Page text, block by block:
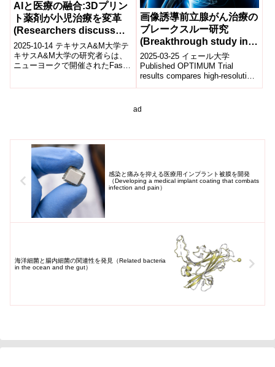
AIと医療の融合:3Dプリン
ト薬剤が小児治療を変革
(Researchers discuss
intersection of
technology and health
care at Fast Company
2025-10-14 テキサスA&M大学テ
キサスA&M大学の研究者らは、
ニューヨークで開催されたFast
画像誘導前立腺がん治療の
ブレークスルー研究
(Breakthrough study in
image-guided prostate
cancer treatment)
2025-03-25 イェール大学
Published OPTIMUM Trial
results compares high-resolution
micro-...
ad
感染と痛みを抑える医療用インプラント被膜を開発
（Developing a medical implant coating that combats
infection and pain）
海洋細菌と腸内細菌の関連性を発見（Related bacteria
in the ocean and the gut）